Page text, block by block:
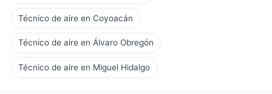
Técnico de aire en Coyoacán
Técnico de aire en Álvaro Obregón
Técnico de aire en Miguel Hidalgo